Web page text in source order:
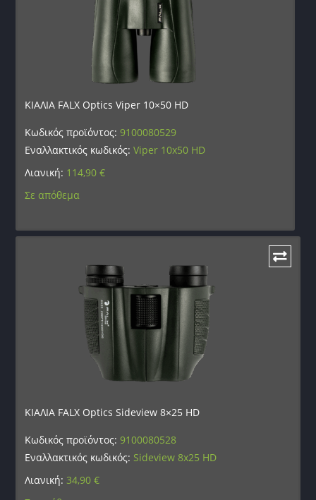
ΚΙΑΛΙΑ FALX Optics Viper 10×50 HD
Κωδικός προϊόντος:9100080529
Εναλλακτικός κωδικός:Viper 10x50 HD
Λιανική: 114,90€
Σε απόθεμα
ΚΙΑΛΙΑ FALX Optics Sideview 8×25 HD
Κωδικός προϊόντος:9100080528
Εναλλακτικός κωδικός: Sideview 8x25 HD
Λιανική: 34,90€